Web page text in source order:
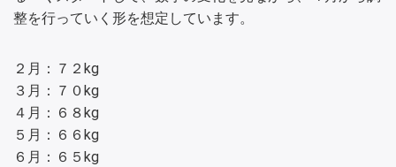
整を行っていく形を想定しています。
２月：７２kg
３月：７０kg
４月：６８kg
５月：６６kg
６月：６５kg